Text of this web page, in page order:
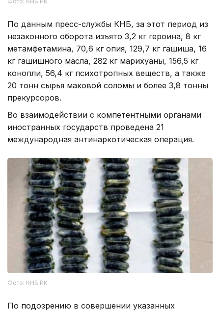
По данным пресс-службы КНБ, за этот период из
незаконного оборота изъято 3,2 кг героина, 8 кг
метамфетамина, 70,6 кг опия, 129,7 кг гашиша, 16
кг гашишного масла, 282 кг марихуаны, 156,5 кг
конопли, 56,4 кг психотропных веществ, а также
20 тонн сырья маковой соломы и более 3,8 тонны
прекурсоров.
Во взаимодействии с компетентными органами
иностранных государств проведена 21
международная антинаркотическая операция.
Фото: КНБ РК
По подозрению в совершении указанных